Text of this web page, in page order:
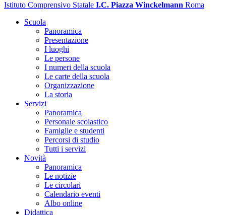
Istituto Comprensivo Statale I.C. Piazza Winckelmann Roma
Scuola
Panoramica
Presentazione
I luoghi
Le persone
I numeri della scuola
Le carte della scuola
Organizzazione
La storia
Servizi
Panoramica
Personale scolastico
Famiglie e studenti
Percorsi di studio
Tutti i servizi
Novità
Panoramica
Le notizie
Le circolari
Calendario eventi
Albo online
Didattica